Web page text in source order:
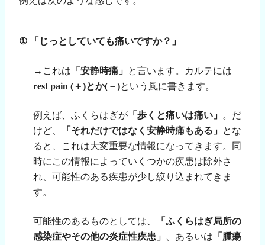
① 「じっとしていても痛いですか？」
→これは 「安静時痛」 と言います。カルテには
rest pain ( ＋)とか( －)という風に書きます。
例えば、ふくらはぎが 「歩くと痛いは痛い」 。だ
けど、
「それだけではなく安静時痛もある」 とな
ると、これは大変重要な情報になってきます。同
時にこの情報によっていくつかの疾患は除外さ
れ、可能性のある疾患が少し絞り込まれてきま
す。
可能性のあるものとしては、
「ふくらはぎ局所の
感染症やその他の炎症性疾患」
、あるいは 「腫瘍